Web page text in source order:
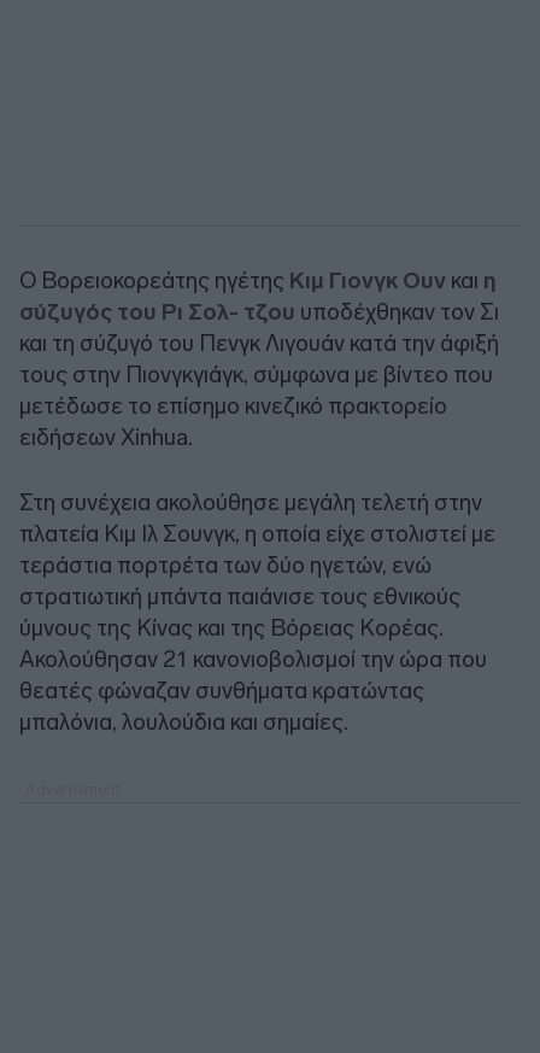
Ο Βορειοκορεάτης ηγέτης Κιμ Γιονγκ Ουν και η
σύζυγός του Ρι Σολ- τζου υποδέχθηκαν τον Σι
και τη σύζυγό του Πενγκ Λιγουάν κατά την άφιξή
τους στην Πιονγκγιάγκ, σύμφωνα με βίντεο που
μετέδωσε το επίσημο κινεζικό πρακτορείο
ειδήσεων Xinhua.
Στη συνέχεια ακολούθησε μεγάλη τελετή στην
πλατεία Κιμ Ιλ Σουνγκ, η οποία είχε στολιστεί με
τεράστια πορτρέτα των δύο ηγετών, ενώ
στρατιωτική μπάντα παιάνισε τους εθνικούς
ύμνους της Κίνας και της Βόρειας Κορέας.
Ακολούθησαν 21 κανονιοβολισμοί την ώρα που
θεατές φώναζαν συνθήματα κρατώντας
μπαλόνια, λουλούδια και σημαίες.